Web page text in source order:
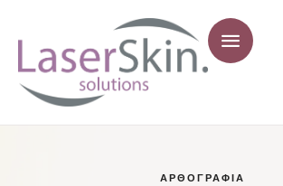
ΑΡΘΟΓΡΑΦΊΑ